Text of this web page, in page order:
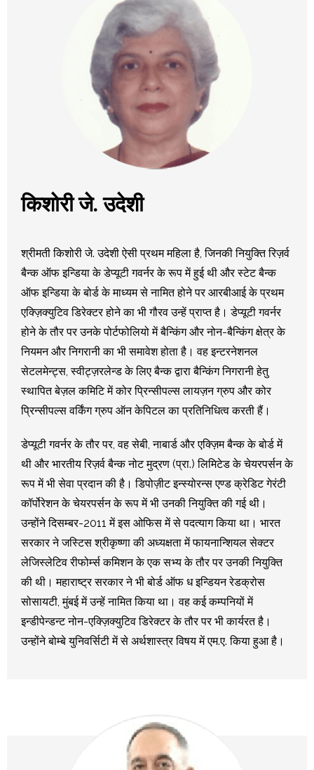
किशोरी जे. उदेशी
श्रीमती किशोरी जे. उदेशी ऐसी प्रथम महिला है, जिनकी नियुक्ति रिज़र्व
बैन्क ऑफ इन्डिया के डेप्यूटी गवर्नर के रूप में हुई थी और स्टेट बैन्क
ऑफ इन्डिया के बोर्ड के माध्‍यम से नामित होने पर आरबीआई के प्रथम
एक्ज़िक्युटिव डिरेक्टर होने का भी गौरव उन्हें प्राप्त है। डेप्यूटी गवर्नर
होने के तौर पर उनके पोर्टफोलियो में बैन्किंग और नोन-बैन्किंग क्षेत्र के
नियमन और निगरानी का भी समावेश होता है। वह इन्टरनेशनल
सेटलमेन्ट्स, स्‍वीट्ज़रलेन्ड के लिए बैन्क द्वारा बैन्किंग निगरानी हेतु
स्थापित बेज़ल कमिटि में कोर प्रिन्सीपल्स लायज़न ग्रुप और कोर
प्रिन्सीपल्स वर्किंग ग्रुप ऑन केपिटल का प्रतिनिधित्व करती हैं।
डेप्यूटी गवर्नर के तौर पर, वह सेबी, नाबार्ड और एक्ज़िम बैन्क के बोर्ड में
थी और भारतीय रिज़र्व बैन्क नोट मुद्रण (प्रा.) लिमिटेड के चेयरपर्सन के
रूप में भी सेवा प्रदान की है। डिपोज़ीट इन्स्योरन्स एण्‍ड क्रेडिट गेरंटी
कॉर्पोरेशन के चेयरपर्सन के रूप में भी उनकी नियुक्ति की गई थी।
उन्होंने दिसम्बर-2011 में इस ओफिस में से पदत्याग किया था। भारत
सरकार ने जस्टिस श्रीकृष्‍णा की अध्‍यक्षता में फायनान्शियल सेक्टर
लेजिस्लेटिव रीफोर्म्स कमिशन के एक सभ्‍य के तौर पर उनकी नियुक्ति
की थी। महाराष्‍ट्र सरकार ने भी बोर्ड ऑफ ध इन्डियन रेडक्रोस
सोसायटी, मुंबई में उन्हें नामित किया था। वह कई कम्पनियों में
इन्डीपेन्डन्ट नोन-एक्ज़िक्युटिव डिरेक्टर के तौर पर भी कार्यरत है।
उन्होंने बोम्बे युनिवर्सिटी में से अर्थशास्त्र विषय में एम.ए. किया हुआ है।